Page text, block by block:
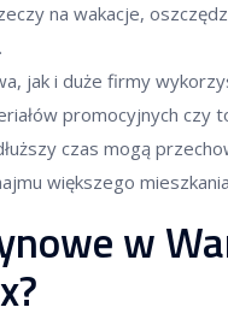
na wakacje,
jak i duże firmy
promocyjnych czy
czas mogą
większego
w